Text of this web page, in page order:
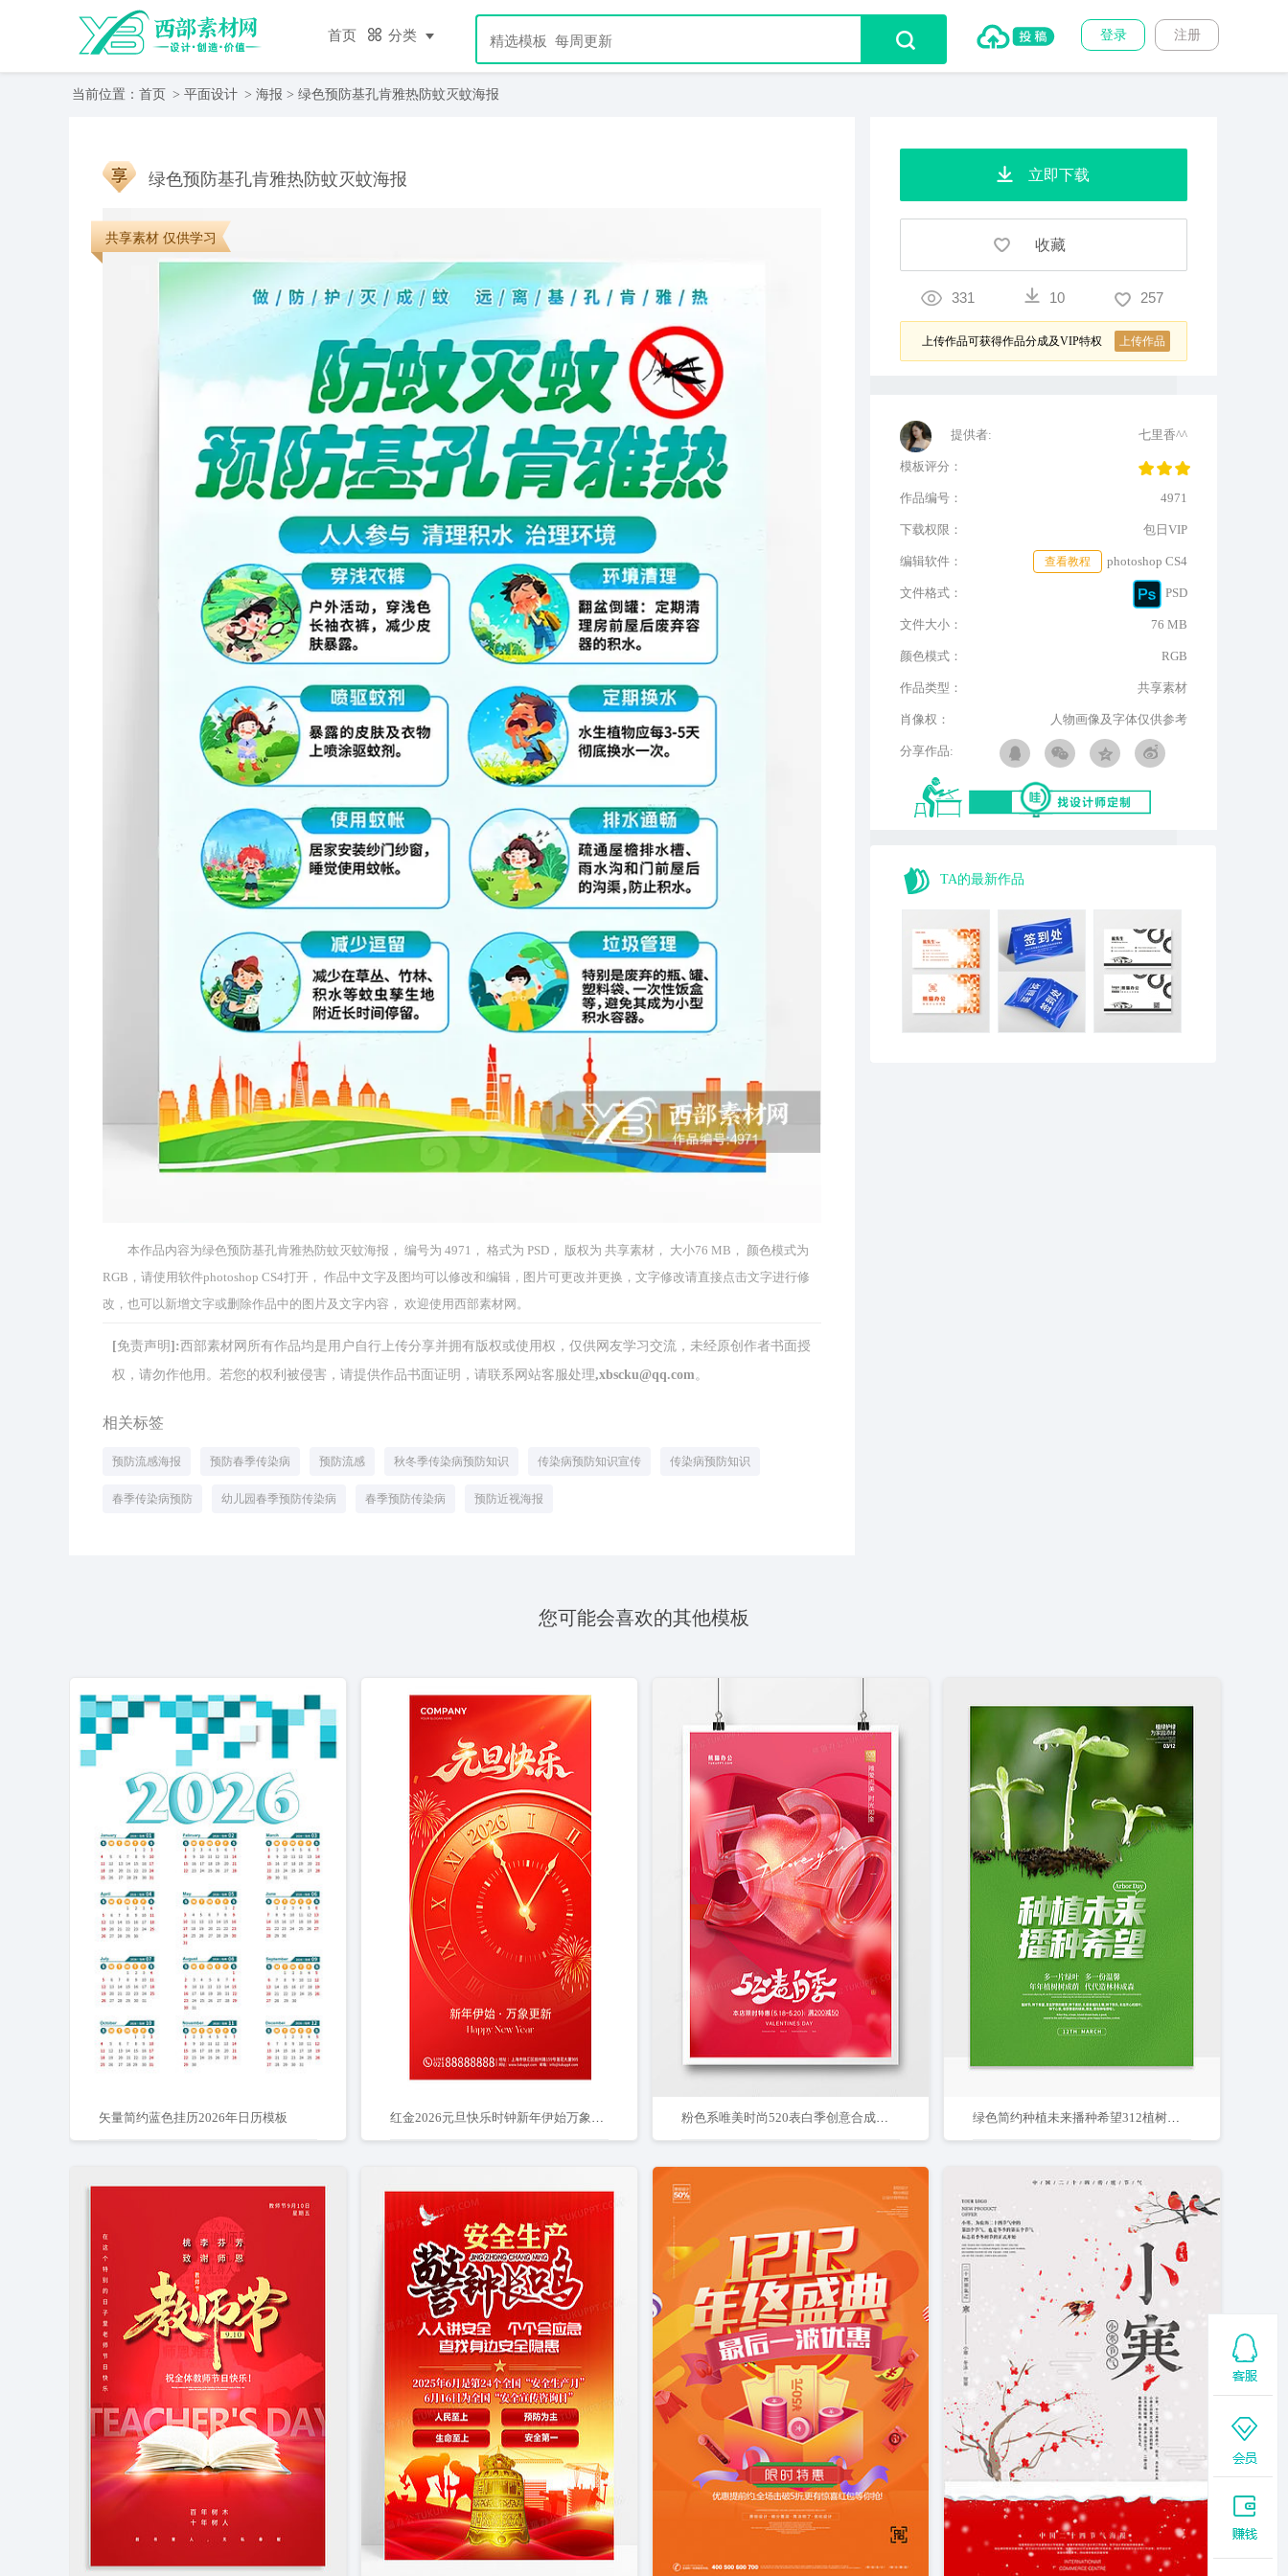
首页 分类 注册
登录
当前位置： 首页 > 平面设计 > 海报 > 绿色预防基孔肯雅热防蚊灭蚊海报
绿色预防基孔肯雅热防蚊灭蚊海报
共享素材 仅供学习
本作品内容为绿色预防基孔肯雅热防蚊灭蚊海报， 编号为 4971， 格式为 PSD， 版权为 共享素材， 大小76 MB， 颜色模式为
RGB，请使用软件photoshop CS4打开， 作品中文字及图均可以修改和编辑，图片可更改并更换，文字修改请直接点击文字进行修
改，也可以新增文字或删除作品中的图片及文字内容， 欢迎使用西部素材网。
[免责声明]:西部素材网所有作品均是用户自行上传分享并拥有版权或使用权，仅供网友学习交流，未经原创作者书面授
权，请勿作他用。若您的权利被侵害，请提供作品书面证明，请联系网站客服处理,xbscku@qq.com。
相关标签
预防流感海报 预防春季传染病 预防流感 秋冬季传染病预防知识 传染病预防知识宣传 传染病预防知识
春季传染病预防 幼儿园春季预防传染病 春季预防传染病 预防近视海报
立即下载
收藏
331 10 257
上传作品可获得作品分成及VIP特权 上传作品
提供者: 七里香^^
模板评分：
作品编号： 4971
下载权限： 包日VIP
编辑软件： photoshop CS4
查看教程
文件格式： PSD
文件大小： 76 MB
颜色模式： RGB
作品类型： 共享素材
肖像权： 人物画像及字体仅供参考
分享作品:
TA的最新作品
您可能会喜欢的其他模板
矢量简约蓝色挂历2026年日历模板 红金2026元旦快乐时钟新年伊始万象更新海报 粉色系唯美时尚520表白季创意合成海报 绿色简约种植未来播种希望312植树节宣传海报